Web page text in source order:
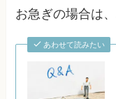
お急ぎの場合は
あわせて読みたい